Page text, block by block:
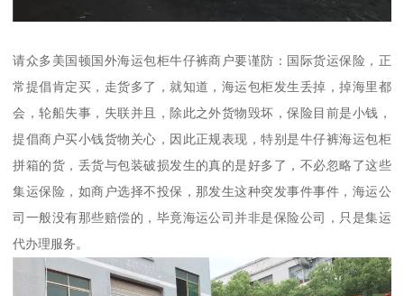
请众多美国顿国外海运包柜牛仔裤商户要谨防：国际货运保险，正
常提倡肯定买，走货多了，就知道，海运包柜发生丢掉，掉海里都
会，轮船失事，失联并且，除此之外货物毁坏，保险目前是小钱，
提倡商户买小钱货物关心，因此正规表现，特别是牛仔裤海运包柜
拼箱的货，丢货与包装破损发生的真的是好多了，不必忽略了这些
集运保险，如商户选择不投保，那发生这种突发事件事件，海运公
司一般没有那些赔偿的，毕竟海运公司并非是保险公司，只是集运
代办理服务。